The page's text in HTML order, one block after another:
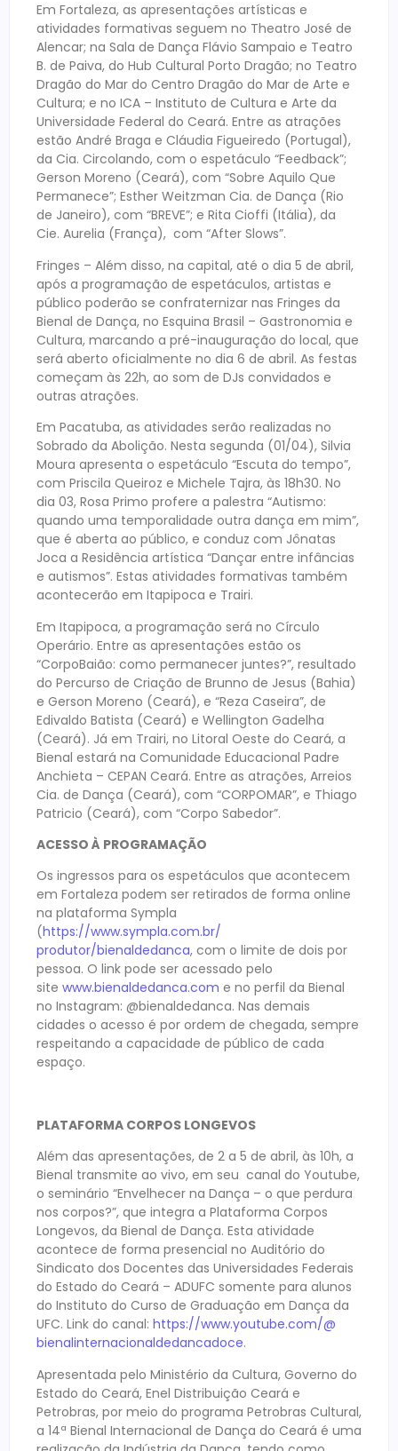
Em Fortaleza, as apresentações artísticas e
atividades formativas seguem no Theatro José de
Alencar; na Sala de Dança Flávio Sampaio e Teatro
B. de Paiva, do Hub Cultural Porto Dragão; no Teatro
Dragão do Mar do Centro Dragão do Mar de Arte e
Cultura; e no ICA – Instituto de Cultura e Arte da
Universidade Federal do Ceará. Entre as atrações
estão André Braga e Cláudia Figueiredo (Portugal),
da Cia. Circolando, com o espetáculo “Feedback”;
Gerson Moreno (Ceará), com “Sobre Aquilo Que
Permanece”; Esther Weitzman Cia. de Dança (Rio
de Janeiro), com “BREVE”; e Rita Cioffi (Itália), da
Cie. Aurelia (França), com “After Slows”.
Fringes – Além disso, na capital, até o dia 5 de abril,
após a programação de espetáculos, artistas e
público poderão se confraternizar nas Fringes da
Bienal de Dança, no Esquina Brasil – Gastronomia e
Cultura, marcando a pré-inauguração do local, que
será aberto oficialmente no dia 6 de abril. As festas
começam às 22h, ao som de DJs convidados e
outras atrações.
Em Pacatuba, as atividades serão realizadas no
Sobrado da Abolição. Nesta segunda (01/04), Silvia
Moura apresenta o espetáculo “Escuta do tempo”,
com Priscila Queiroz e Michele Tajra, às 18h30. No
dia 03, Rosa Primo profere a palestra “Autismo:
quando uma temporalidade outra dança em mim”,
que é aberta ao público, e conduz com Jônatas
Joca a Residência artística “Dançar entre infâncias
e autismos”. Estas atividades formativas também
acontecerão em Itapipoca e Trairi.
Em Itapipoca, a programação será no Círculo
Operário. Entre as apresentações estão os
“CorpoBaião: como permanecer juntes?”, resultado
do Percurso de Criação de Brunno de Jesus (Bahia)
e Gerson Moreno (Ceará), e “Reza Caseira”, de
Edivaldo Batista (Ceará) e Wellington Gadelha
(Ceará). Já em Trairi, no Litoral Oeste do Ceará, a
Bienal estará na Comunidade Educacional Padre
Anchieta – CEPAN Ceará. Entre as atrações, Arreios
Cia. de Dança (Ceará), com “CORPOMAR”, e Thiago
Patricio (Ceará), com “Corpo Sabedor”.
ACESSO À PROGRAMAÇÃO
Os ingressos para os espetáculos que acontecem
em Fortaleza podem ser retirados de forma online
na plataforma Sympla
(https://www.sympla.com.br/
produtor/bienaldedanca, com o limite de dois por
pessoa. O link pode ser acessado pelo
site www.bienaldedanca.com e no perfil da Bienal
no Instagram: @bienaldedanca. Nas demais
cidades o acesso é por ordem de chegada, sempre
respeitando a capacidade de público de cada
espaço.
PLATAFORMA CORPOS LONGEVOS
Além das apresentações, de 2 a 5 de abril, às 10h, a
Bienal transmite ao vivo, em seu canal do Youtube,
o seminário “Envelhecer na Dança – o que perdura
nos corpos?”, que integra a Plataforma Corpos
Longevos, da Bienal de Dança. Esta atividade
acontece de forma presencial no Auditório do
Sindicato dos Docentes das Universidades Federais
do Estado do Ceará – ADUFC somente para alunos
do Instituto do Curso de Graduação em Dança da
UFC. Link do canal: https://www.youtube.com/@
bienalinternacionaldedancadoce.
Apresentada pelo Ministério da Cultura, Governo do
Estado do Ceará, Enel Distribuição Ceará e
Petrobras, por meio do programa Petrobras Cultural,
a 14ª Bienal Internacional de Dança do Ceará é uma